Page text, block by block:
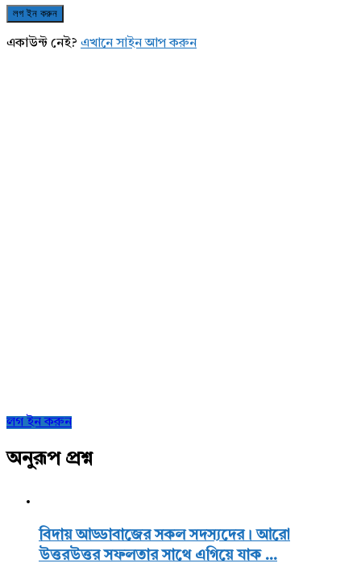
একাউন্ট নেই? এখানে সাইন আপ করুন
Sidebar
লগ ইন করুন
অনুরূপ প্রশ্ন
বিদায় আড্ডাবাজের সকল সদস্যদের। আরো
উত্তরউত্তর সফলতার সাথে এগিয়ে যাক ...